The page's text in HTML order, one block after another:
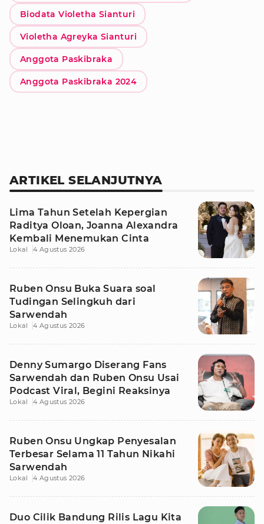
Biodata Violetha Sianturi
Violetha Agreyka Sianturi
Anggota Paskibraka
Anggota Paskibraka 2024
ARTIKEL SELANJUTNYA
Lima Tahun Setelah Kepergian
Raditya Oloan, Joanna Alexandra
Kembali Menemukan Cinta
Lokal 4 Agustus 2026
Ruben Onsu Buka Suara soal
Tudingan Selingkuh dari
Sarwendah
Lokal 4 Agustus 2026
Denny Sumargo Diserang Fans
Sarwendah dan Ruben Onsu Usai
Podcast Viral, Begini Reaksinya
Lokal 4 Agustus 2026
Ruben Onsu Ungkap Penyesalan
Terbesar Selama 11 Tahun Nikahi
Sarwendah
Lokal 4 Agustus 2026
Duo Cilik Bandung Rilis Lagu Kita